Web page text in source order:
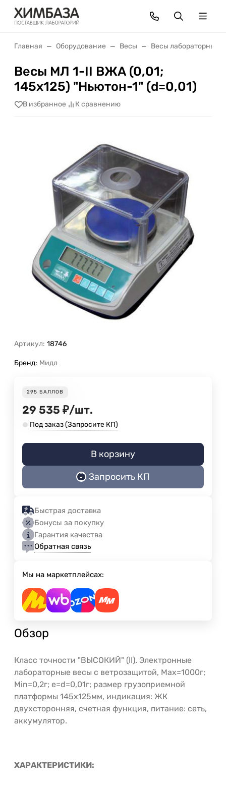
Главная Оборудование Весы Весы лабораторные
Весы МЛ 1-II ВЖА (0,01;
145х125) "Ньютон-1" (d=0,01)
В избранное К сравнению
Артикул: 18746
Бренд: Мидл
295 БАЛЛОВ
29 535 ₽/шт.
Под заказ (Запросите КП)
В корзину
Запросить КП
Быстрая доставка
Бонусы за покупку
Гарантия качества
Обратная связь
Мы на маркетплейсах:
Обзор
Класс точности "ВЫСОКИЙ" (II). Электронные
лабораторные весы с ветрозащитой, Мах=1000г;
Min=0,2г; e=d=0,01г; размер грузоприемной
платформы 145х125мм, индикация: ЖК
двухсторонняя, счетная функция, питание: сеть,
аккумулятор.
ХАРАКТЕРИСТИКИ: